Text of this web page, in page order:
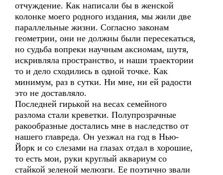
отчуждение. Как написали бы в женской
колонке моего родного издания, мы жили две
параллельные жизни. Согласно законам
геометрии, они не должны были пересекаться,
но судьба вопреки научным аксиомам, шутя,
искривляла пространство, и наши траектории
то и дело сходились в одной точке. Как
минимум, раз в сутки. Ни мне, ни ей радости
это не доставляло.
Последней гирькой на весах семейного
разлома стали креветки. Полупрозрачные
ракообразные достались мне в наследство от
нашего главреда. Он уезжал на год в Нью-
Йорк и со слезами на глазах отдал в хорошие,
то есть мои, руки круглый аквариум со
стайкой зеленой мелюзги. Ее поэтично звали